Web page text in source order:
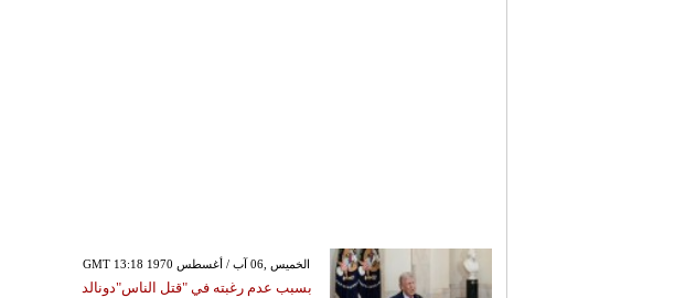
GMT 13:18 1970 الخميس ,06 آب / أغسطس
بسبب عدم رغبته في "قتل الناس"دونالد